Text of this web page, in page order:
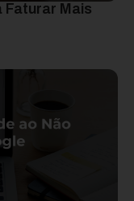
Faturar Mais